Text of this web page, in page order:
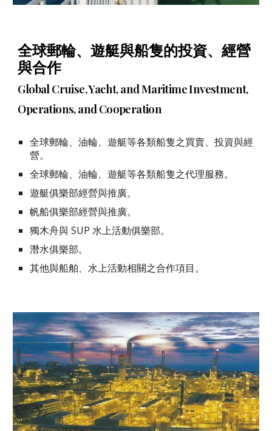
全球郵輪、遊艇與船隻的投資、經營
與合作
Global Cruise, Yacht, and Maritime Investment,
Operations, and Cooperation
全球郵輪、油輪、遊艇等各類船隻之買賣、投資與經
營。
全球郵輪、油輪、遊艇等各類船隻之代理服務。
遊艇俱樂部經營與推廣。
帆船俱樂部經營與推廣。
獨木舟與 SUP 水上活動俱樂部。
潛水俱樂部。
其他與船舶、水上活動相關之合作項目。